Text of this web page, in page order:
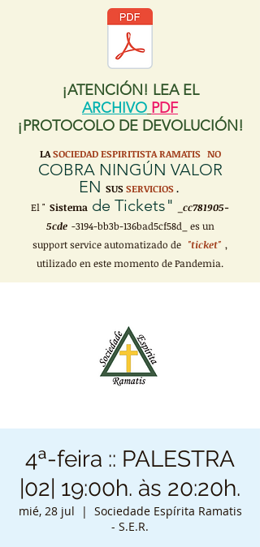
¡ATENCIÓN! LEA EL
ARCHIVO PDF
¡PROTOCOLO DE DEVOLUCIÓN!
LA SOCIEDAD ESPIRITISTA RAMATIS NO
COBRA NINGÚN VALOR
EN SUSSERVICIOS.
El " Sistema de Tickets"
_cc781905-
5cde -3194-bb3b-136bad5cf58d_ es un
support service automatizado de "ticket" ,
utilizado en este momento de Pandemia.
4ª-feira :: PALESTRA
|02| 19:00h. às 20:20h.
mié, 28 jul
  |
Sociedade Espírita Ramatis
- S.E.R.